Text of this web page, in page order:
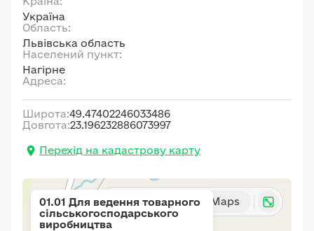
Україна
Область:
Львівська область
Населений пункт:
Нагірне
Адреса:
Широта:49.47402246033486
Довгота:23.196232886073997
Перехід на кадастрову карту
Карта Google Maps
01.01 Для ведення товарного
сільськогосподарського
виробництва